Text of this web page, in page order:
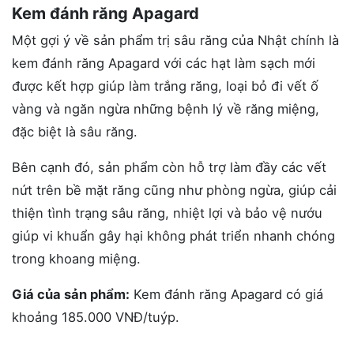
Kem đánh răng Apagard
Một gợi ý về sản phẩm trị sâu răng của Nhật chính là
kem đánh răng Apagard với các hạt làm sạch mới
được kết hợp giúp làm trắng răng, loại bỏ đi vết ố
vàng và ngăn ngừa những bệnh lý về răng miệng,
đặc biệt là sâu răng.
Bên cạnh đó, sản phẩm còn hỗ trợ làm đầy các vết
nứt trên bề mặt răng cũng như phòng ngừa, giúp cải
thiện tình trạng sâu răng, nhiệt lợi và bảo vệ nướu
giúp vi khuẩn gây hại không phát triển nhanh chóng
trong khoang miệng.
Giá của sản phẩm: Kem đánh răng Apagard có giá
khoảng 185.000 VNĐ/tuýp.